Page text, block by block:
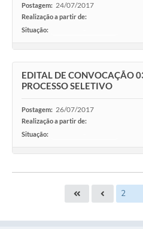
Postagem: 24/07/2017
Realização a partir de:
Situação:
EDITAL DE CONVOCAÇÃO
PROCESSO SELETIVO
Postagem: 26/07/2017
Realização a partir de:
Situação: